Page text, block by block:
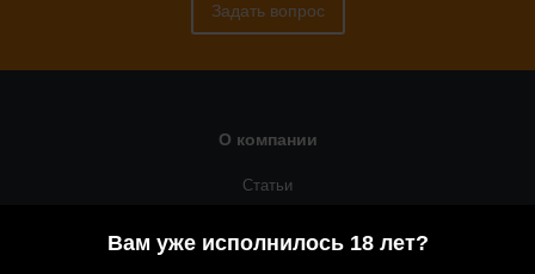
Вам уже исполнилось 18 лет?
Задать вопрос
О компании
Статьи